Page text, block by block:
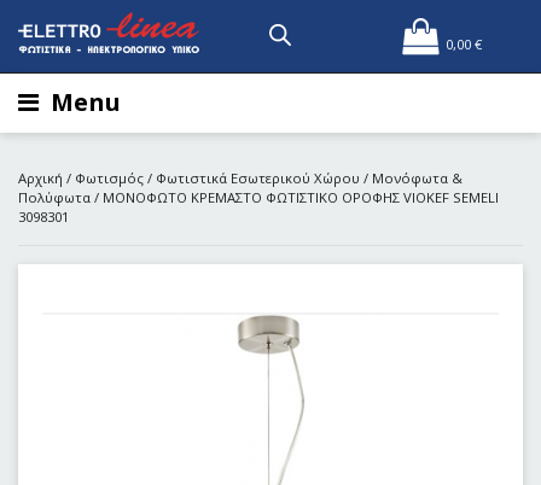
0,00 €
Menu
Αρχική / Φωτισμός / Φωτιστικά Εσωτερικού Χώρου / Μονόφωτα &
Πολύφωτα / ΜΟΝΟΦΩΤΟ ΚΡΕΜΑΣΤΟ ΦΩΤΙΣΤΙΚΟ ΟΡΟΦΗΣ VIOKEF SEMELI
3098301